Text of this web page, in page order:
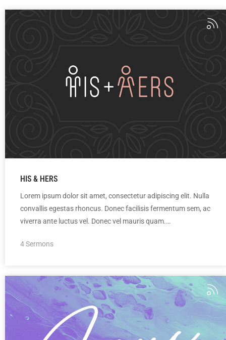
HIS & HERS
Lorem ipsum dolor sit amet, consectetur adipiscing elit. Nulla
convallis egestas rhoncus. Donec facilisis fermentum sem, ac
viverra ante luctus vel. Donec vel mauris quam.…
4 Sermons